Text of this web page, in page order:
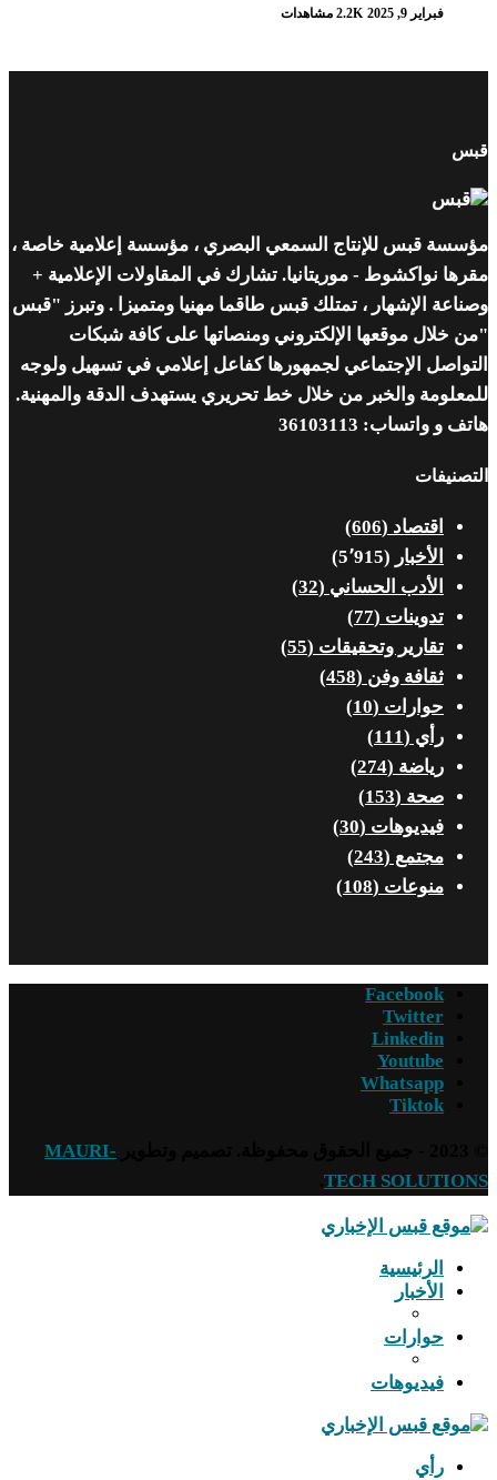
فبراير 9, 2025 2.2K مشاهدات
قبس
مؤسسة قبس للإنتاج السمعي البصري ، مؤسسة إعلامية خاصة ،
مقرها نواكشوط - موريتانيا. تشارك في المقاولات الإعلامية +
وصناعة الإشهار ، تمتلك قبس طاقما مهنيا ومتميزا . وتبرز "قبس
"من خلال موقعها الإلكتروني ومنصاتها على كافة شبكات
التواصل الإجتماعي لجمهورها كفاعل إعلامي في تسهيل ولوجه
للمعلومة والخبر من خلال خط تحريري يستهدف الدقة والمهنية.
هاتف و واتساب: 36103113
التصنيفات
اقتصاد (606)
الأخبار (5٬915)
الأدب الحساني (32)
تدوينات (77)
تقارير وتحقيقات (55)
ثقافة وفن (458)
حوارات (10)
رأي (111)
رياضة (274)
صحة (153)
فيديوهات (30)
مجتمع (243)
منوعات (108)
Facebook
Twitter
Linkedin
Youtube
Whatsapp
Tiktok
MAURI-
TECH SOLUTIONS
الرئيسية
الأخبار
حوارات
فيديوهات
رأي